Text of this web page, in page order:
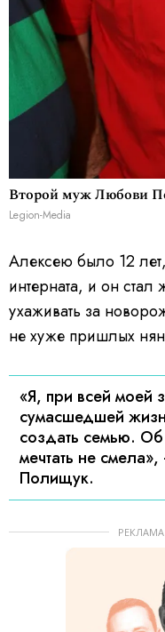
Второй муж Любови
Legion-Media
Алексею было 12
интерната, и он
ухаживать за
не хуже пришлых
«Я, при всей моей
сумасшедшей
создать семью. Об
мечтать не
Полищук.